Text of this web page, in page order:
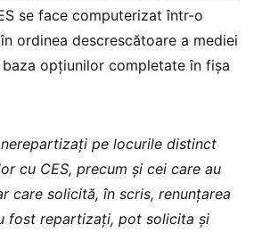
se face computerizat într-o
ordinea descrescătoare a mediei
opțiunilor completate în fișa
pe locurile distinct
cu CES, precum și cei care au
care solicită, în scris, renunțarea
fost repartizați, pot solicita și